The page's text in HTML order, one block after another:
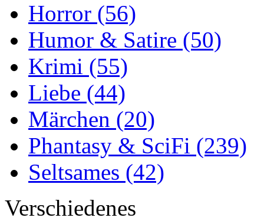
Horror (56)
Humor & Satire (50)
Krimi (55)
Liebe (44)
Märchen (20)
Phantasy & SciFi (239)
Seltsames (42)
Verschiedenes